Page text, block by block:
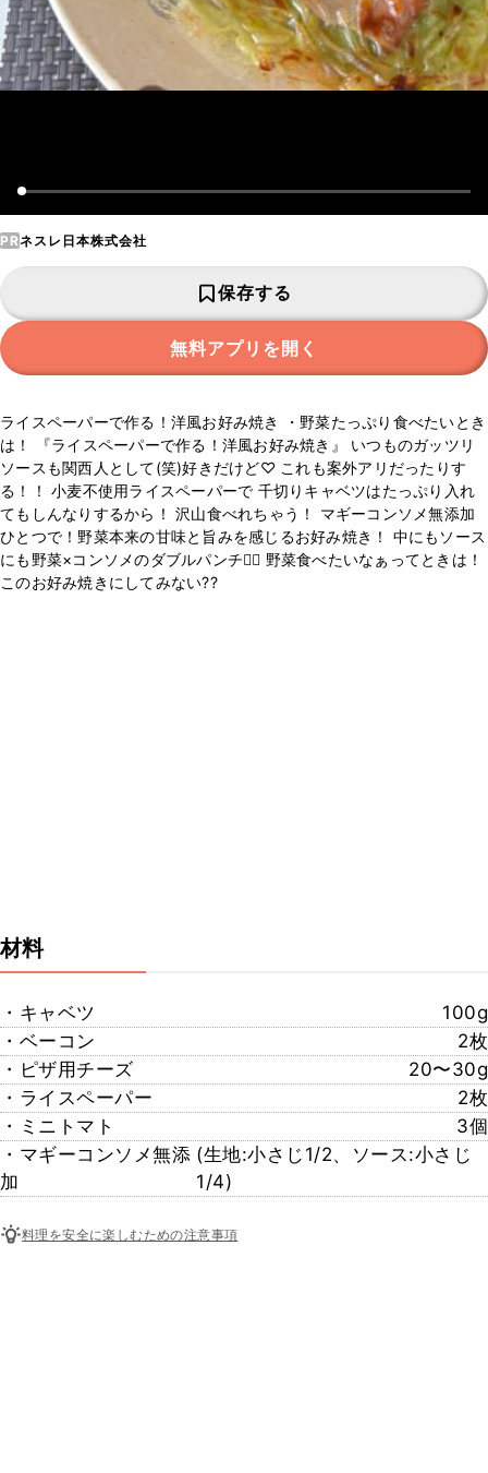
PRネスレ日本株式会社
保存する
無料アプリを開く
ライスペーパーで作る！洋風お好み焼き ・野菜たっぷり食べたいとき
は！ 『ライスペーパーで作る！洋風お好み焼き』 いつものガッツリ
ソースも関西人として(笑)好きだけど♡ これも案外アリだったりす
る！！ 小麦不使用ライスペーパーで 千切りキャベツはたっぷり入れ
てもしんなりするから！ 沢山食べれちゃう！ マギーコンソメ無添加
ひとつで！野菜本来の甘味と旨みを感じるお好み焼き！ 中にもソース
にも野菜×コンソメのダブルパンチ✊🏼 野菜食べたいなぁってときは！
このお好み焼きにしてみない??
材料
・キャベツ
100g
・ベーコン
2枚
・ピザ用チーズ
20〜30g
・ライスペーパー
2枚
・ミニトマト
3個
・マギーコンソメ無添
加
(生地:小さじ1/2、ソース:小さじ
1/4)
料理を安全に楽しむための注意事項